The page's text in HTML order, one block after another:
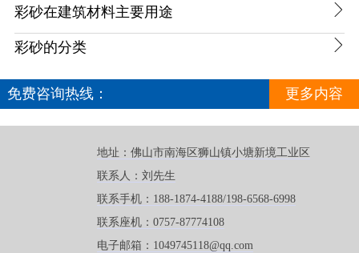
彩砂​在建筑材料主要用途 
彩砂的分类 
免费咨询热线：
188-1874-4188
更多内容
地址：佛山市南海区狮山镇小塘新境工业区
联系人：刘先生
联系手机：188-1874-4188/198-6568-6998
联系座机：0757-87774108
电子邮箱：1049745118@qq.com